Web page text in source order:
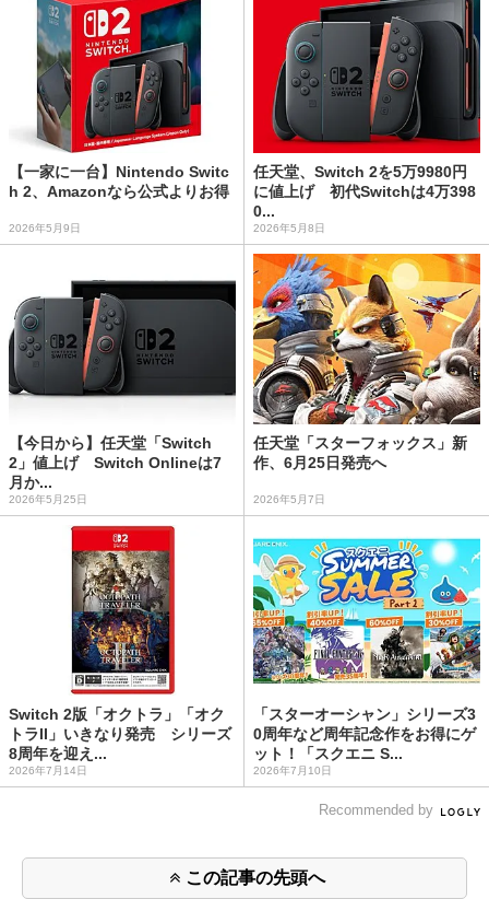
【一家に一台】Nintendo Switc
h 2、Amazonなら公式よりお得
2026年5月9日
任天堂、Switch 2を5万9980円
に値上げ 初代Switchは4万398
0...
2026年5月8日
【今日から】任天堂「Switch
2」値上げ Switch Onlineは7
月か...
2026年5月25日
任天堂「スターフォックス」新
作、6月25日発売へ
2026年5月7日
Switch 2版「オクトラ」「オク
トラII」いきなり発売 シリーズ
8周年を迎え...
2026年7月14日
「スターオーシャン」シリーズ3
0周年など周年記念作をお得にゲ
ット！「スクエニ S...
2026年7月10日
Recommended by
この記事の先頭へ